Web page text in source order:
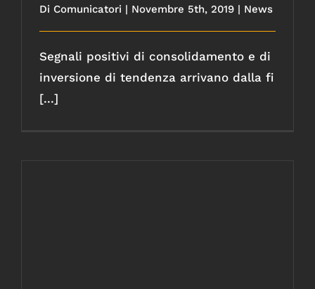
Di Comunicatori | Novembre 5th, 2019 | News
Segnali positivi di consolidamento e di
inversione di tendenza arrivano dalla fi
[...]